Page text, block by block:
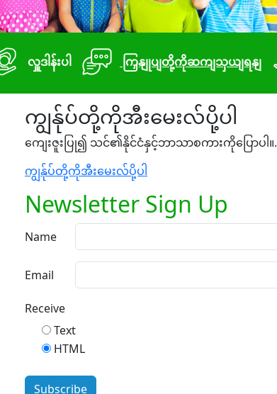
လှူဒါန်းပါ ကြှနျုပျတို့ကိုဆကျသှယျရနျ
ကျွန်ုပ်တို့ကိုအီးမေးလ်ပို့ပါ
ကျေးဇူးပြု၍ သင်၏နိုင်ငံနှင့်ဘာသာစကားကိုပြောပါ။.
ကျွန်ုပ်တို့ကိုအီးမေးလ်ပို့ပါ
Newsletter Sign Up
Name
Email
Receive
Text
HTML